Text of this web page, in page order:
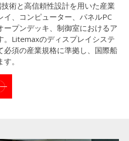
術と高信頼性設計を用いた産業
イ、コンピューター、パネルPC
ープンデッキ、制御室におけるア
。Litemaxのディスプレイシステ
必須の産業規格に準拠し、国際船
。